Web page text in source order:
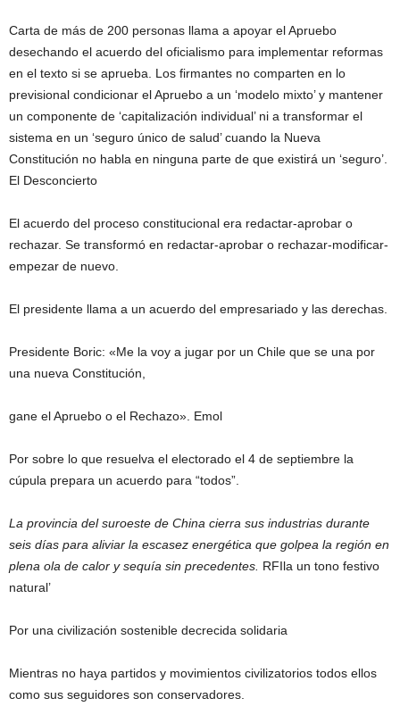
Carta de más de 200 personas llama a apoyar el Apruebo
desechando el acuerdo del oficialismo para implementar reformas
en el texto si se aprueba. Los firmantes no comparten en lo
previsional condicionar el Apruebo a un ‘modelo mixto’ y mantener
un componente de ‘capitalización individual’ ni a transformar el
sistema en un ‘seguro único de salud’ cuando la Nueva
Constitución no habla en ninguna parte de que existirá un ‘seguro’.
El Desconcierto
El acuerdo del proceso constitucional era redactar-aprobar o
rechazar. Se transformó en redactar-aprobar o rechazar-modificar-
empezar de nuevo.
El presidente llama a un acuerdo del empresariado y las derechas.
Presidente Boric: «Me la voy a jugar por un Chile que se una por
una nueva Constitución,
gane el Apruebo o el Rechazo». Emol
Por sobre lo que resuelva el electorado el 4 de septiembre la
cúpula prepara un acuerdo para “todos”.
La provincia del suroeste de China cierra sus industrias durante
seis días para aliviar la escasez energética que golpea la región en
plena ola de calor y sequía sin precedentes. RFIla un tono festivo
natural’
Por una civilización sostenible decrecida solidaria
Mientras no haya partidos y movimientos civilizatorios todos ellos
como sus seguidores son conservadores.